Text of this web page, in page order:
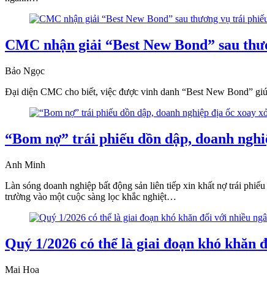
CMC nhận giải “Best New Bond” sau
Bảo Ngọc
Đại diện CMC cho biết, việc được vinh danh “Best New Bond”
“Bom nợ” trái phiếu dồn dập, doanh
Anh Minh
Làn sóng doanh nghiệp bất động sản liên tiếp xin khất nợ trái
trường vào một cuộc sàng lọc khắc nghiệt…
Quý 1/2026 có thể là giai đoạn khó khăn
Mai Hoa